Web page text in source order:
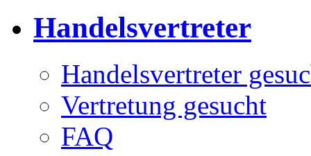
Handelsvertreter
Handelsvertreter
Vertretung gesucht
FAQ